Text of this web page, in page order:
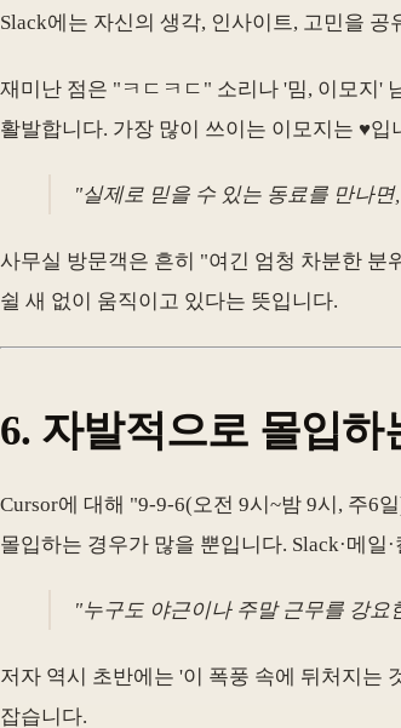
Slack에는 자신의 생각, 인사이트, 고민을
재미난 점은 "ㅋㄷㅋㄷ" 소리나 '밈, 이모지'
활발합니다. 가장 많이 쓰이는 이모지는 ♥️
"실제로 믿을 수 있는 동료를 만나
사무실 방문객은 흔히 "여긴 엄청 차분한 분
쉴 새 없이 움직이고 있다는 뜻입니다.
6. 자발적으로 몰입
Cursor에 대해 "9-9-6(오전 9시~밤 9시, 주6
몰입하는 경우가 많을 뿐입니다. Slack·메
"누구도 야근이나 주말 근무를 강요
저자 역시 초반에는 '이 폭풍 속에 뒤처지는
잡습니다.